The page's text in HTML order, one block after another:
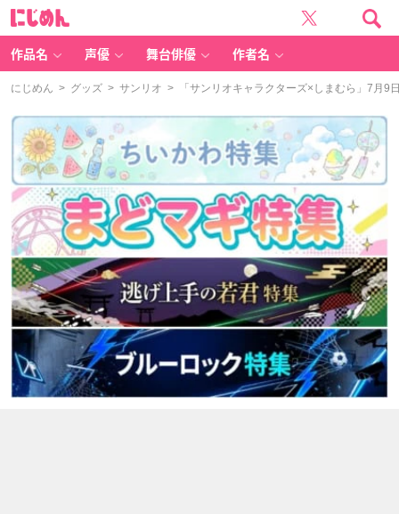
作品名 声優 舞台俳優 作者名
にじめん > グッズ > サンリオ > 「サンリオキャラクターズ×しまむら」7月9